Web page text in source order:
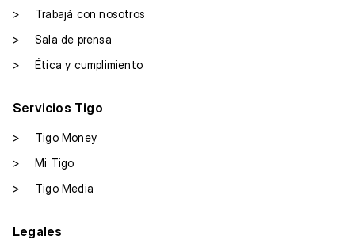
>
Trabajá con nosotros
>
Sala de prensa
>
Ética y cumplimiento
Servicios Tigo
>
Tigo Money
>
Mi Tigo
>
Tigo Media
Legales